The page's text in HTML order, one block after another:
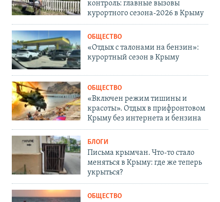
контроль: главные вызовы
курортного сезона-2026 в Крыму
ОБЩЕСТВО
«Отдых с талонами на бензин»:
курортный сезон в Крыму
ОБЩЕСТВО
«Включен режим тишины и
красоты». Отдых в прифронтовом
Крыму без интернета и бензина
БЛОГИ
Письма крымчан. Что-то стало
меняться в Крыму: где же теперь
укрыться?
ОБЩЕСТВО